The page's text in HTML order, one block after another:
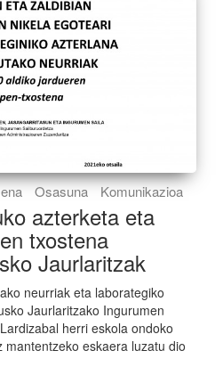
Osasuna Komunikazioa
azterketa eta
txostena
Jaurlaritzak
neurriak eta laborategiko
Jaurlaritzako Ingurumen
herri eskola ondoko
eskaera luzatu dio